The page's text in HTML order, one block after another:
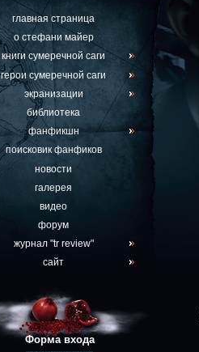
главная страница
о стефани майер
книги сумеречной саги
герои сумеречной саги
экранизации
библиотека
фанфикшн
поисковик фанфиков
новости
галерея
видео
форум
журнал "tr review"
сайт
Форма входа